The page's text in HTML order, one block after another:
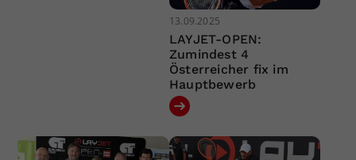
13.09.2025
LAYJET-OPEN:
Zumindest 4
Österreicher fix im
Hauptbewerb